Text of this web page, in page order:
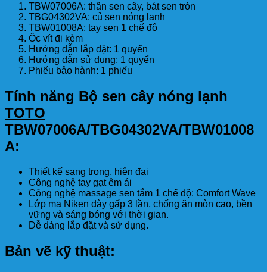
TBW07006A: thân sen cây, bát sen tròn
TBG04302VA: củ sen nóng lạnh
TBW01008A: tay sen 1 chế độ
Ốc vít đi kèm
Hướng dẫn lắp đặt: 1 quyển
Hướng dẫn sử dụng: 1 quyển
Phiếu bảo hành: 1 phiếu
Tính năng Bộ sen cây nóng lạnh
TOTO
TBW07006A/TBG04302VA/TBW01008
A:
Thiết kế sang trọng, hiện đại
Công nghệ tay gạt êm ái
Công nghệ massage sen tắm 1 chế độ: Comfort Wave
Lớp mạ Niken dày gấp 3 lần, chống ăn mòn cao, bền
vững và sáng bóng với thời gian.
Dễ dàng lắp đặt và sử dụng.
Bản vẽ kỹ thuật: